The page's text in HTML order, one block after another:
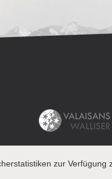
zur Verfügung